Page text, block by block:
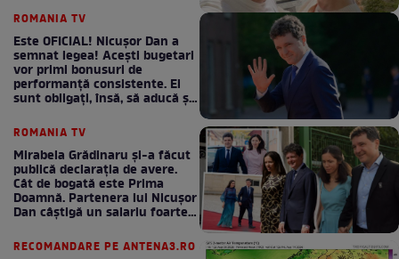
ROMANIA TV
Este OFICIAL! Nicușor Dan a
semnat legea! Acești bugetari
vor primi bonusuri de
performanță consistente. Ei
sunt obligați, însă, să aducă și
ROMANIA TV
Mirabela Grădinaru și-a făcut
publică declarația de avere.
Cât de bogată este Prima
Doamnă. Partenera lui Nicușor
Dan câștigă un salariu foarte
RECOMANDARE PE ANTENA3.RO